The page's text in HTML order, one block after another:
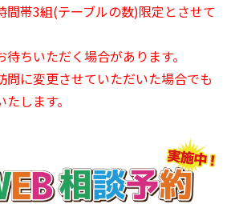
間帯3組(テーブルの数)限定とさせて
待ちいただく場合があります。
問に変更させていただいた場合でも
します。